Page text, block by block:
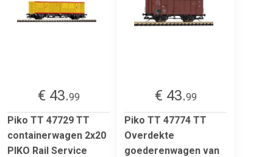
€ 43.99
Piko TT 47729 TT
containerwagen 2x20
PIKO Rail Service
€ 43.99
Piko TT 47774 TT
Overdekte
goederenwagen van